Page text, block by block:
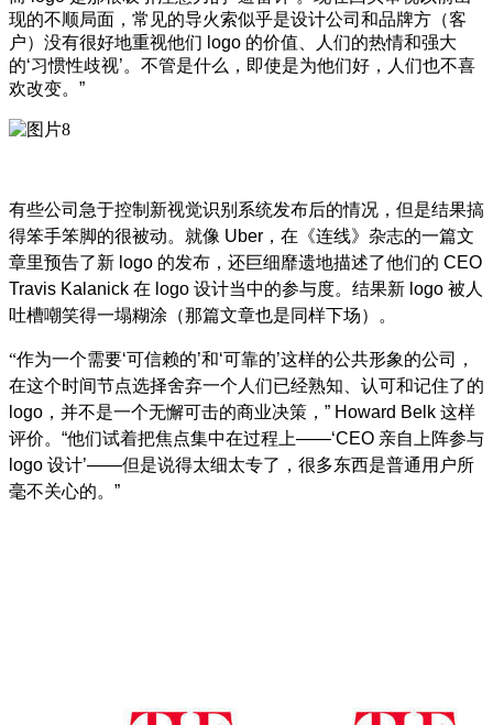
现的不顺局面，常见的导火索似乎是设计公司和品牌方（客
户）没有很好地重视他们 logo 的价值、人们的热情和强大
的‘习惯性歧视’。不管是什么，即使是为他们好，人们也不喜
欢改变。 ”
有些公司急于控制新视觉识别系统发布后的情况，但是结果搞
得笨手笨脚的很被动。就像 Uber ，在《连线》杂志的一篇文
章里预告了新 logo 的发布，还巨细靡遗地描述了他们的 CEO
Travis Kalanick 在 logo 设计当中的参与度。结果新 logo 被人
吐槽嘲笑得一塌糊涂（那篇文章也是同样下场）。
“作为一个需要‘可信赖的’和‘可靠的’这样的公共形象的公司，
在这个时间节点选择舍弃一个人们已经熟知、认可和记住了的
logo ，并不是一个无懈可击的商业决策， ” Howard Belk 这样
评价。 “他们试着把焦点集中在过程上——‘CEO 亲自上阵参与
logo 设计’——但是说得太细太专了，很多东西是普通用户所
毫不关心的。 ”